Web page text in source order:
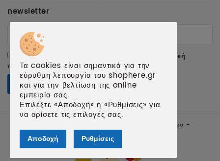
newsletter
Αποδέχομαι τους
πολιτική
προσωπικών δεδομένων.
ΕΓΓΡΑΦΗ
© 2026 shophere.gr | Κατασκευή ιστοσελίδων -
qualityweb.gr
Τα cookies είναι σημαντικά για την
εύρυθμη λειτουργία του shophere.gr
και για την βελτίωση της online
εμπειρία σας.
Επιλέξτε «Αποδοχή» ή «Ρυθμίσεις» για
να ορίσετε τις επιλογές σας.
Αποδοχή Ρυθμίσεις